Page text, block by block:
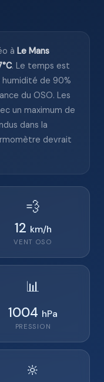
à Le Mans
. Le temps est
humidité de 90%
du OSO. Les
un maximum de
dans la
devrait
💨
12 km/h
VENT OSO
📊
1004 hPa
PRESSION
🔆